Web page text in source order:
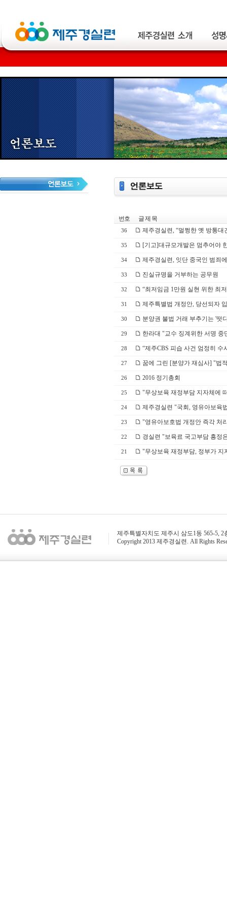
번호 글 제 목
36 제주경실련, “멀쩡한 옛 방통대
35 [기고]대규모개발은 멈추어야
34 제주경실련, 잇단 중국인 범죄
33 진실규명을 거부하는 공무원
32 “최저임금 1만원 실현 위한 최
31 제주특별법 개정안, 당선되자
30 분양권 불법 거래 부추기는 '떳
29 한라대 "교수 징계위한 서명
28 “제주CBS 피습 사건 엄정히 수
27 꿈에 그린 [분양가 재심사] "법
26 2016 정기총회
25 "무상보육 재정부담 지자체에
24 제주경실련 "국회, 영유아보육
23 "영유아보호법 개정안 즉각 처
22 경실련 "보육료 국고부담 흥정
21 "무상보육 재정부담, 정부가 지
제주특별자치도 제주시 삼도1동 565-5, 2
Copyright 2013 제주경실련. All Rights